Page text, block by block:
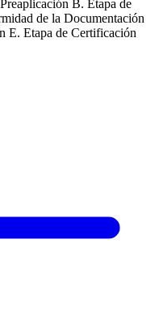
B. Etapa de
de la Documentación
E. Etapa de Certificación